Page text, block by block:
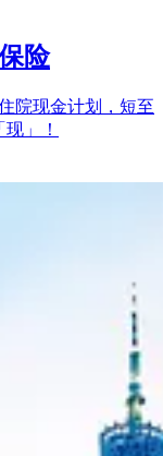
险
院现金计划，短至
」！